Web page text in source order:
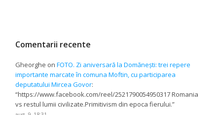
Comentarii recente
Gheorghe onFOTO. Zi aniversară la Domănești: trei repere
importante marcate în comuna Moftin, cu participarea
deputatului Mircea Govor:
“https://www.facebook.com/reel/2521790054950317 Romania
vs restul lumii civilizate.Primitivism din epoca fierului.”